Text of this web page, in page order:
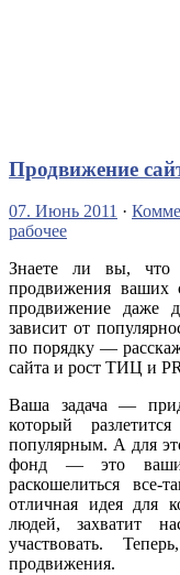
Продвижение
07. Июнь 2011 ·
рабочее
Знаете ли вы, что
продвижения ваших
продвижение даже
зависит от
по порядку —
сайта и рост ТИЦ и
Ваша задача —
который
популярным. А для
фонд — это ваши
раскошелиться
отличная идея для
людей, захватит
участвовать.
продвижения.